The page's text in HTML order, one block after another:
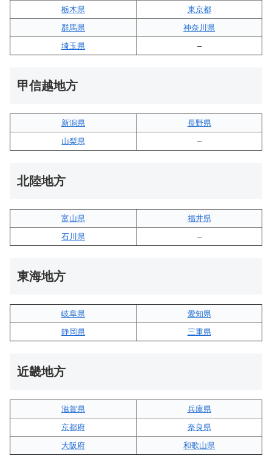
栃木県
東京都
群馬県
神奈川県
埼玉県
–
甲信越地方
新潟県
長野県
山梨県
–
北陸地方
富山県
福井県
石川県
–
東海地方
岐阜県
愛知県
静岡県
三重県
近畿地方
滋賀県
兵庫県
京都府
奈良県
大阪府
和歌山県